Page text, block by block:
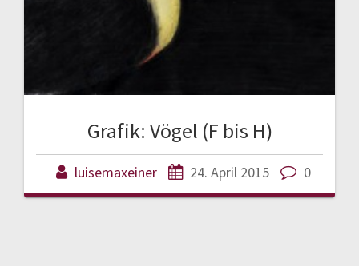
Grafik: Vögel (F bis H)
luisemaxeiner 24. April 2015 0